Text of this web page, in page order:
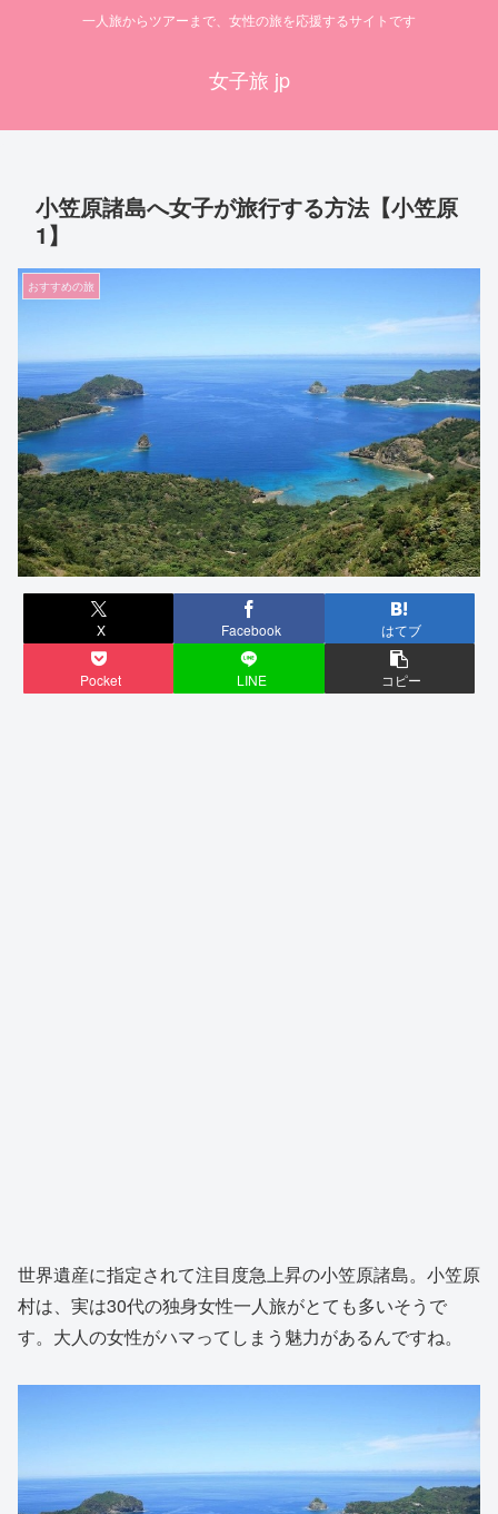
一人旅からツアーまで、女性の旅を応援するサイトです
女子旅 jp
小笠原諸島へ女子が旅行する方法【小笠原
1】
おすすめの旅
X Facebook はてブ
Pocket LINE コピー
世界遺産に指定されて注目度急上昇の小笠原諸島。小笠原
村は、実は30代の独身女性一人旅がとても多いそうで
す。大人の女性がハマってしまう魅力があるんですね。